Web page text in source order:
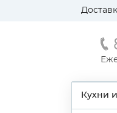
Кухни